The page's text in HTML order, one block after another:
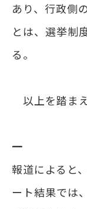
あり、行政側
とは、選挙制
る。
以上を踏ま
一
報道によると
ート結果では